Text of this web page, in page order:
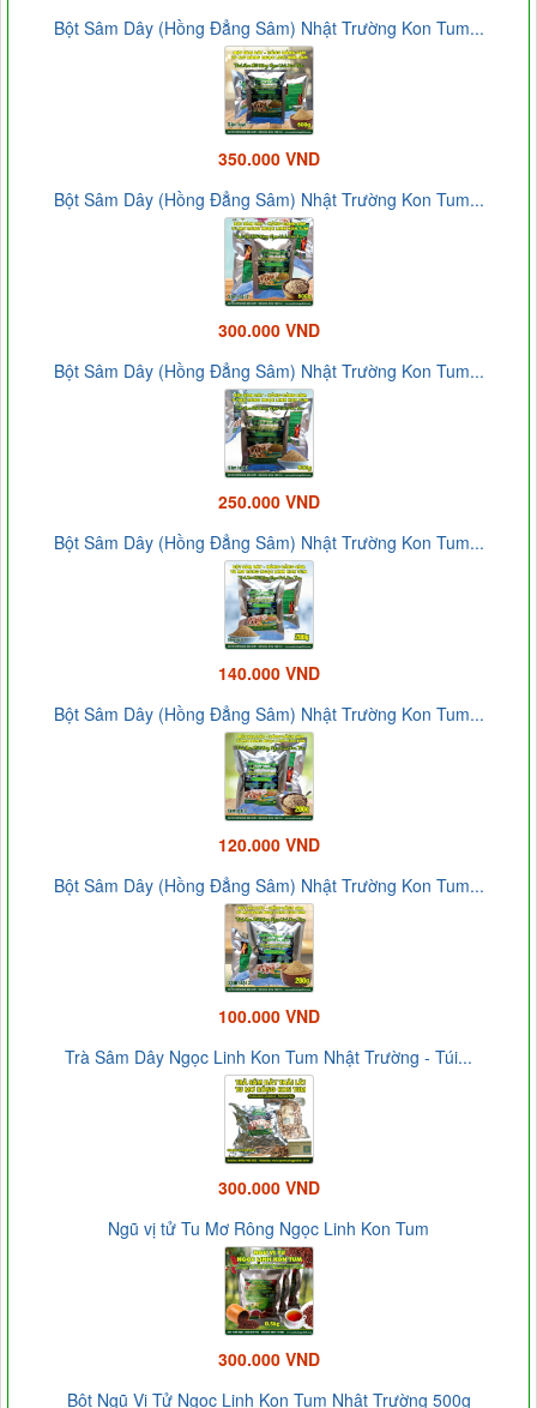
Bột Sâm Dây (Hồng Đẳng Sâm) Nhật Trường Kon Tum...
350.000 VND
Bột Sâm Dây (Hồng Đẳng Sâm) Nhật Trường Kon Tum...
300.000 VND
Bột Sâm Dây (Hồng Đẳng Sâm) Nhật Trường Kon Tum...
250.000 VND
Bột Sâm Dây (Hồng Đẳng Sâm) Nhật Trường Kon Tum...
140.000 VND
Bột Sâm Dây (Hồng Đẳng Sâm) Nhật Trường Kon Tum...
120.000 VND
Bột Sâm Dây (Hồng Đẳng Sâm) Nhật Trường Kon Tum...
100.000 VND
Trà Sâm Dây Ngọc Linh Kon Tum Nhật Trường - Túi...
300.000 VND
Ngũ vị tử Tu Mơ Rông Ngọc Linh Kon Tum
300.000 VND
Bột Ngũ Vị Tử Ngọc Linh Kon Tum Nhật Trường 500g